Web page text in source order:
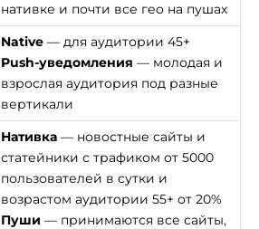
нативке и почти все гео на пушах
Native— для аудитории 45+
Push-уведомления — молодая и
взрослая аудитория под разные
вертикали
Нативка— новостные сайты и
статейники с трафиком от 5000
пользователей в сутки и
возрастом аудитории 55+ от 20%
Пуши — принимаются все сайты,